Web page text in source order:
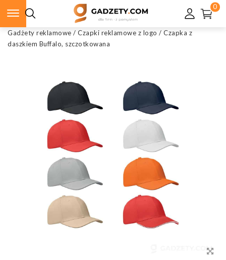
0
Gadżety reklamowe / Czapki reklamowe z logo / Czapka z
daszkiem Buffalo, szczotkowana